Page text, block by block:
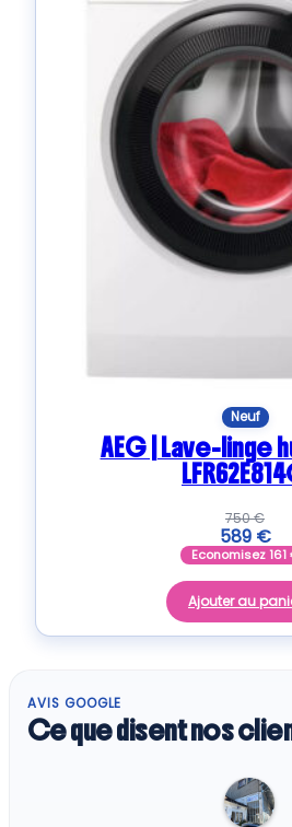
Neuf
AEG | Lave-linge
750€
589 €
Economisez161
Ajouter au
AVIS GOOGLE
Ce que disent nos